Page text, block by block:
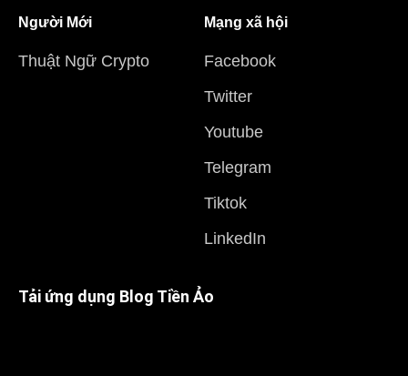
Người Mới
Thuật Ngữ Crypto
Mạng xã hội
Facebook
Twitter
Youtube
Telegram
Tiktok
LinkedIn
Tải ứng dụng Blog Tiền Ảo